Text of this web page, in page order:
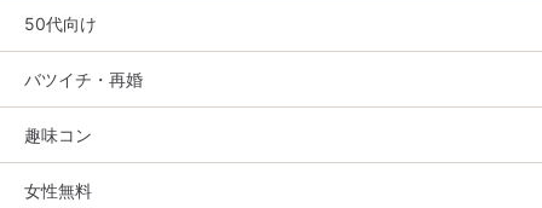
50代向け
バツイチ・再婚
趣味コン
女性無料